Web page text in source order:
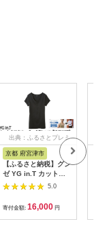
出典：ふるさとプレミ
アム
京都 府宮津市
【ふるさと納税】グン
ゼ YG in.T カットオ
フクルーネックTシャ
ツ【YV2613P】Mサ
イズ ブラック 3枚セ
ット 下着 肌着
GUNZE Tシャツ
5.0
寄付金額: 16,000 円